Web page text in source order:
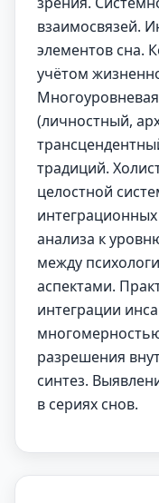
взаимосвязей.
элементов сна.
учётом
(личностный,
традиций.
целостной
анализа к
между
аспектами.
интеграции
разрешения
синтез.
в сериях снов.